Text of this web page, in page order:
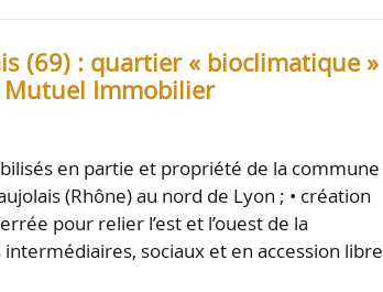
(69) : quartier « bioclimatique »
Mutuel Immobilier
en partie et propriété de la commune
(Rhône) au nord de Lyon ; • création
pour relier l’est et l’ouest de la
sociaux et en accession libre